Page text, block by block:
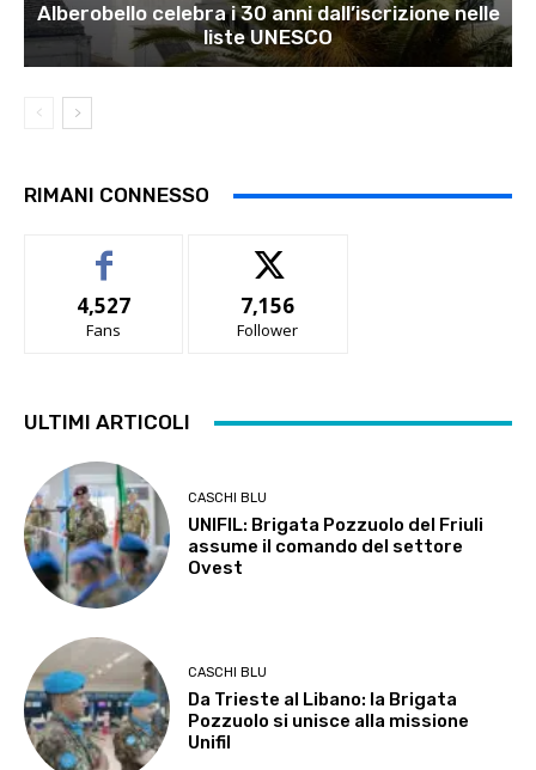
Alberobello celebra i 30 anni dall’iscrizione nelle
liste UNESCO
RIMANI CONNESSO
4,527
Fans
7,156
Follower
ULTIMI ARTICOLI
CASCHI BLU
UNIFIL: Brigata Pozzuolo del Friuli
assume il comando del settore
Ovest
CASCHI BLU
Da Trieste al Libano: la Brigata
Pozzuolo si unisce alla missione
Unifil